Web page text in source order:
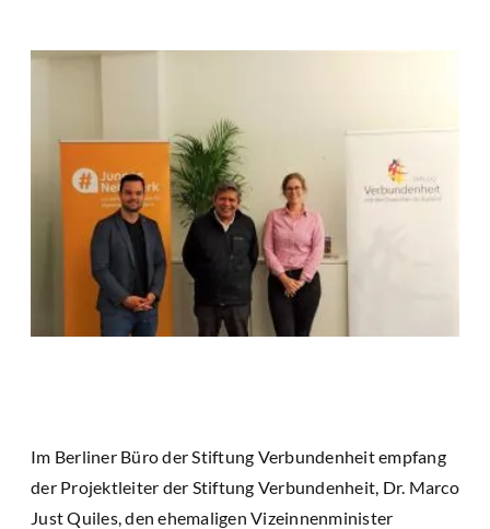
Im Berliner Büro der Stiftung Verbundenheit empfang
der Projektleiter der Stiftung Verbundenheit, Dr. Marco
Just Quiles, den ehemaligen Vizeinnenminister